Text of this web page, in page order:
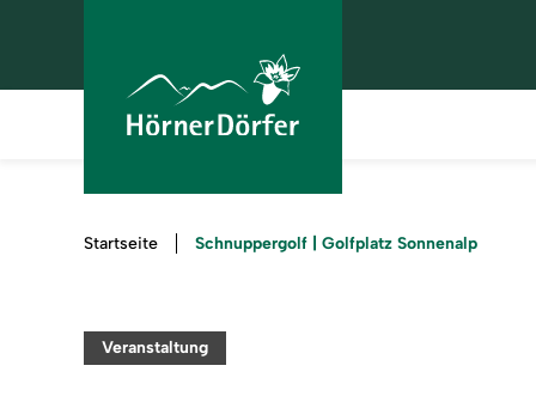
Sie
Startseite Schnuppergolf | Golfplatz Sonnenalp
Veranstaltung